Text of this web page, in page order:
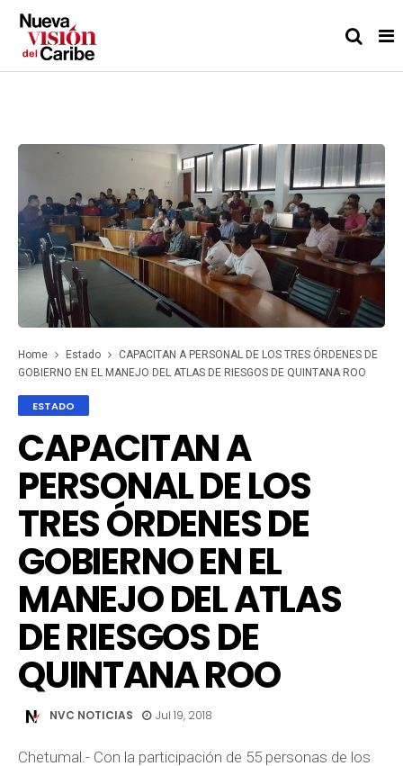
Home Estado
CAPACITAN A PERSONAL DE LOS TRES ÓRDENES DE
GOBIERNO EN EL MANEJO DEL ATLAS DE RIESGOS DE QUINTANA ROO
ESTADO
CAPACITAN A
PERSONAL DE LOS
TRES ÓRDENES DE
GOBIERNO EN EL
MANEJO DEL ATLAS
DE RIESGOS DE
QUINTANA ROO
NVC NOTICIAS Jul 19, 2018
Chetumal.- Con la participación de 55 personas de los